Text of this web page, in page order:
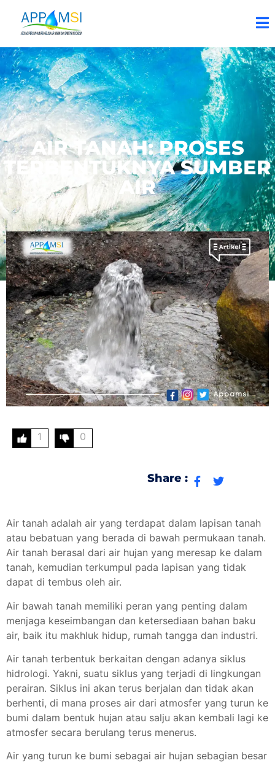
AIR TANAH: PROSES
TERBENTUKNYA SUMBER
AIR
1 0
Share :
Air tanah adalah air yang terdapat dalam lapisan tanah
atau bebatuan yang berada di bawah permukaan tanah.
Air tanah berasal dari air hujan yang meresap ke dalam
tanah, kemudian terkumpul pada lapisan yang tidak
dapat di tembus oleh air.
Air bawah tanah memiliki peran yang penting dalam
menjaga keseimbangan dan ketersediaan bahan baku
air, baik itu makhluk hidup, rumah tangga dan industri.
Air tanah terbentuk berkaitan dengan adanya siklus
hidrologi. Yakni, suatu siklus yang terjadi di lingkungan
perairan. Siklus ini akan terus berjalan dan tidak akan
berhenti, di mana proses air dari atmosfer yang turun ke
bumi dalam bentuk hujan atau salju akan kembali lagi ke
atmosfer secara berulang terus menerus.
Air yang turun ke bumi sebagai air hujan sebagian besar